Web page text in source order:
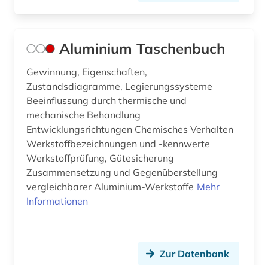
kernphysik (1)
klebstoff (2)
klimatechnik (3)
knetwerkstoffe (1)
kohle (2)
Aluminium Taschenbuch
Gewinnung, Eigenschaften,
Zustandsdiagramme, Legierungssysteme
Beeinflussung durch thermische und
mechanische Behandlung
Entwicklungsrichtungen Chemisches Verhalten
Werkstoffbezeichnungen und -kennwerte
Werkstoffprüfung, Gütesicherung
Zusammensetzung und Gegenüberstellung
vergleichbarer Aluminium-Werkstoffe Mehr
Informationen
Zur Datenbank